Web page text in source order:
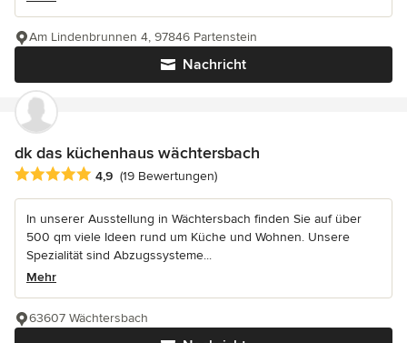
Nachricht
Am Lindenbrunnen 4, 97846 Partenstein
dk das küchenhaus wächtersbach
Durchschnittliche Bewertung: 4.9 von 5 Sternen
4,9 (19 Bewertungen)
In unserer Ausstellung in Wächtersbach finden Sie auf über
500 qm viele Ideen rund um Küche und Wohnen. Unsere
Spezialität sind Abzugssysteme...
Mehr
63607 Wächtersbach